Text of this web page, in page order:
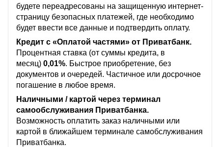
будете переадресованы на защищенную интернет-
страницу безопасных платежей, где необходимо
будет ввести все данные и подтвердить оплату.
Кредит с «Оплатой частями» от Приватбанк.
Процентная ставка (от суммы кредита, в
месяц) 0,01%. Быстрое приобретение, без
документов и очередей. Частичное или досрочное
погашение в любое время.
Наличными / картой через терминал
самообслуживания Приватбанка.
Возможность оплатить заказ наличными или
картой в ближайшем терминале самобслуживания
Приватбанка.